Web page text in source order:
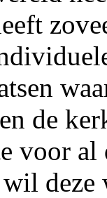
de
voor al
deze